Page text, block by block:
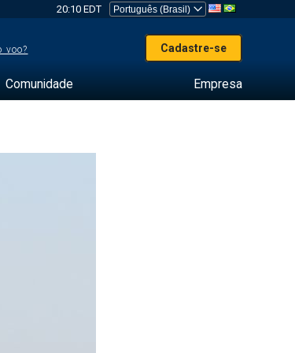
20:10 EDT
voo? Cadastre-se
Comunidade Empresa